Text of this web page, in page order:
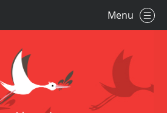
Menu